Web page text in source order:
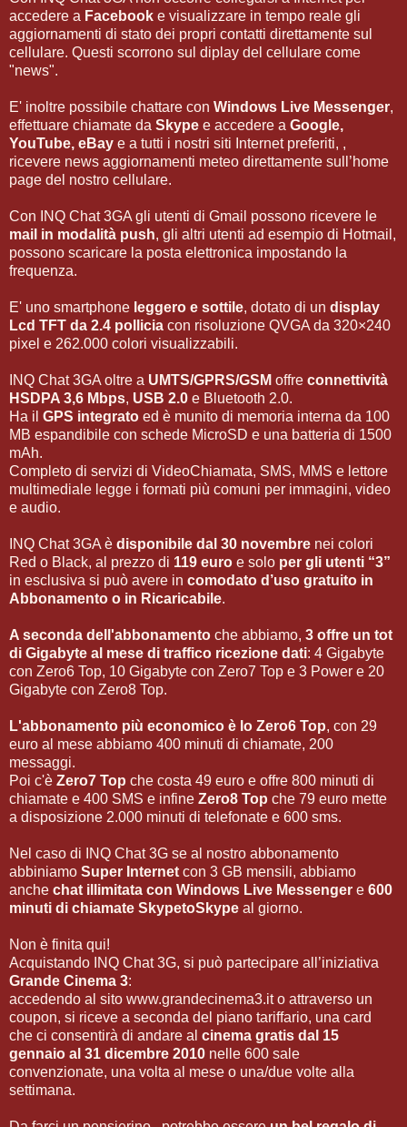
accedere a Facebook e visualizzare in tempo reale gli
aggiornamenti di stato dei propri contatti direttamente sul
cellulare. Questi scorrono sul diplay del cellulare come
"news".
E' inoltre possibile chattare con Windows Live Messenger,
effettuare chiamate da Skype e accedere a Google,
YouTube, eBay e a tutti i nostri siti Internet preferiti, ,
ricevere news aggiornamenti meteo direttamente sull’home
page del nostro cellulare.
Con INQ Chat 3GA gli utenti di Gmail possono ricevere le
mail in modalità push, gli altri utenti ad esempio di Hotmail,
possono scaricare la posta elettronica impostando la
frequenza.
E' uno smartphone leggero e sottile, dotato di un display
Lcd TFT da 2.4 pollicia con risoluzione QVGA da 320×240
pixel e 262.000 colori visualizzabili.
INQ Chat 3GA oltre a UMTS/GPRS/GSM offre connettività
HSDPA 3,6 Mbps, USB 2.0 e Bluetooth 2.0.
Ha il GPS integrato ed è munito di memoria interna da 100
MB espandibile con schede MicroSD e una batteria di 1500
mAh.
Completo di servizi di VideoChiamata, SMS, MMS e lettore
multimediale legge i formati più comuni per immagini, video
e audio.
INQ Chat 3GA è disponibile dal 30 novembre nei colori
Red o Black, al prezzo di 119 euro e solo per gli utenti “3”
in esclusiva si può avere in comodato d’uso gratuito in
Abbonamento o in Ricaricabile.
A seconda dell'abbonamento che abbiamo, 3 offre un tot
di Gigabyte al mese di traffico ricezione dati: 4 Gigabyte
con Zero6 Top, 10 Gigabyte con Zero7 Top e 3 Power e 20
Gigabyte con Zero8 Top.
L'abbonamento più economico è lo Zero6 Top, con 29
euro al mese abbiamo 400 minuti di chiamate, 200
messaggi.
Poi c'è Zero7 Top che costa 49 euro e offre 800 minuti di
chiamate e 400 SMS e infine Zero8 Top che 79 euro mette
a disposizione 2.000 minuti di telefonate e 600 sms.
Nel caso di INQ Chat 3G se al nostro abbonamento
abbiniamo Super Internet con 3 GB mensili, abbiamo
anche chat illimitata con Windows Live Messenger e 600
minuti di chiamate SkypetoSkype al giorno.
Non è finita qui!
Acquistando INQ Chat 3G, si può partecipare all’iniziativa
Grande Cinema 3:
accedendo al sito www.grandecinema3.it o attraverso un
coupon, si riceve a seconda del piano tariffario, una card
che ci consentirà di andare al cinema gratis dal 15
gennaio al 31 dicembre 2010 nelle 600 sale
convenzionate, una volta al mese o una/due volte alla
settimana.